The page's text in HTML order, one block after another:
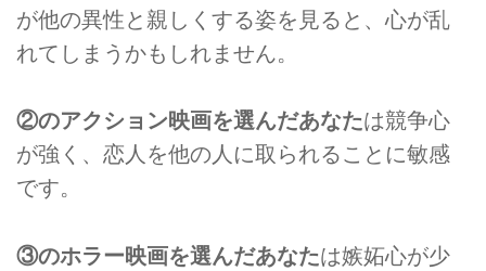
が他の異性と親しくする姿を見ると、心が乱
れてしまうかもしれません。
②のアクション映画を選んだあなたは競争心
が強く、恋人を他の人に取られることに敏感
です。
③のホラー映画を選んだあなたは嫉妬心が少